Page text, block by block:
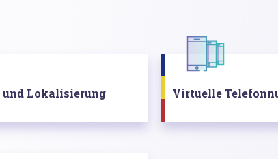
und Lokalisierung Virtuelle